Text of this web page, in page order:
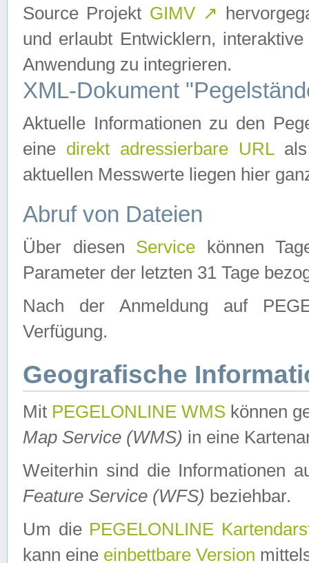
Source Projekt GIMV ↗
und erlaubt Entwicklern,
Anwendung zu integrieren.
XML-Dokument
Aktuelle Informationen zu den
eine direkt adressierbare URLals
aktuellen Messwerte liegen hier
Abruf von Dateien
Über diesen Service können
Parameter der letzten 31 Tage
Nach der Anmeldung auf
Verfügung.
Geografische
Mit PEGELONLINE WMS können
Map Service (WMS) in eine
Weiterhin sind die Informationen
Feature Service (WFS) beziehbar.
Um die PEGELONLINE
kann eine einbettbare Version